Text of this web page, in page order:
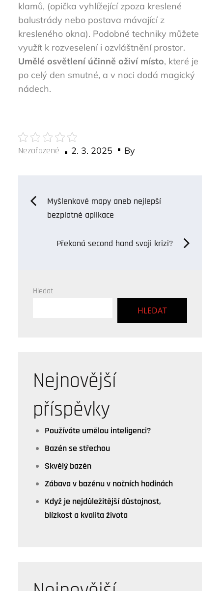
klamů, (opička vyhlížející zpoza kreslené
balustrády nebo postava mávající z
kresleného okna). Podobné techniky můžete
využít k rozveselení i ozvláštnění prostor.
Umělé osvětlení účinně oživí místo, které je
po celý den smutné, a v noci dodá magický
nádech.
Nezařazené
Posted
2. 3. 2025 By
Navigace
Myšlenkové mapy aneb nejlepší
bezplatné aplikace
Překoná second hand svoji krizi?
Hledat
HLEDAT
Nejnovější
příspěvky
Používáte umělou inteligenci?
Bazén se střechou
Skvělý bazén
Zábava v bazénu v nočních hodinách
Když je nejdůležitější důstojnost,
blízkost a kvalita života